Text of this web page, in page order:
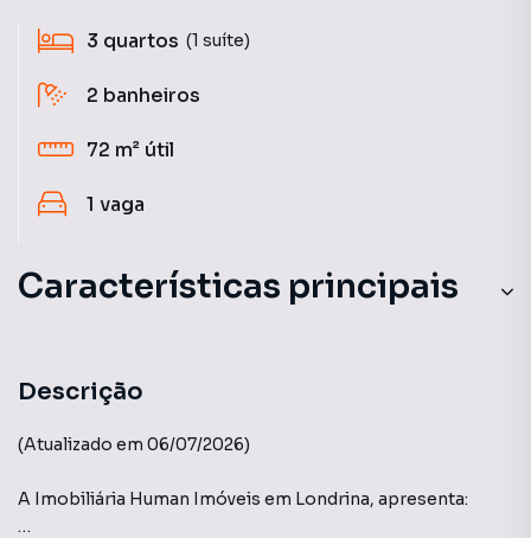
3 quartos (1 suíte)
2 banheiros
72 m² útil
1 vaga
Características principais
Portaria 24h
Sala de Academia
Sacada com Skin Glass
Descrição
(Atualizado em 06/07/2026)
A Imobiliária Human Imóveis em Londrina, apresenta: